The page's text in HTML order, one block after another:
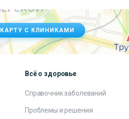
С КЛИНИКАМИ
Всё о здоровье
Справочник заболеваний
Проблемы и решения